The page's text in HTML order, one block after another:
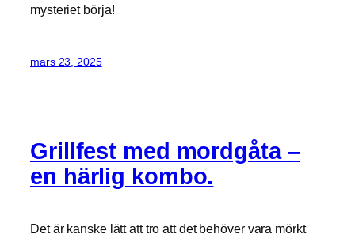
mysteriet börja!
mars 23, 2025
Grillfest med mordgåta –
en härlig kombo.
Det är kanske lätt att tro att det behöver vara mörkt